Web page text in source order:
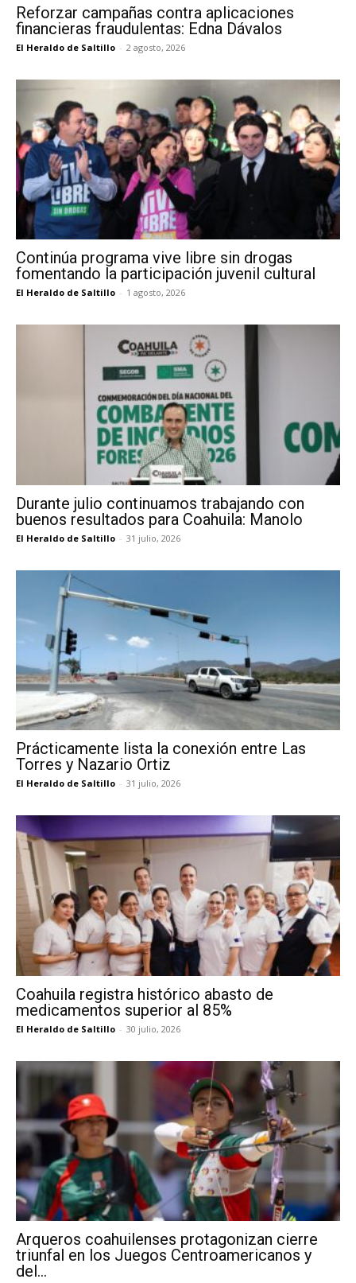
Reforzar campañas contra aplicaciones
financieras fraudulentas: Edna Dávalos
El Heraldo de Saltillo - 2 agosto, 2026
Continúa programa vive libre sin drogas
fomentando la participación juvenil cultural
El Heraldo de Saltillo - 1 agosto, 2026
Durante julio continuamos trabajando con
buenos resultados para Coahuila: Manolo
El Heraldo de Saltillo - 31 julio, 2026
Prácticamente lista la conexión entre Las
Torres y Nazario Ortiz
El Heraldo de Saltillo - 31 julio, 2026
Coahuila registra histórico abasto de
medicamentos superior al 85%
El Heraldo de Saltillo - 30 julio, 2026
Arqueros coahuilenses protagonizan cierre
triunfal en los Juegos Centroamericanos y
del...